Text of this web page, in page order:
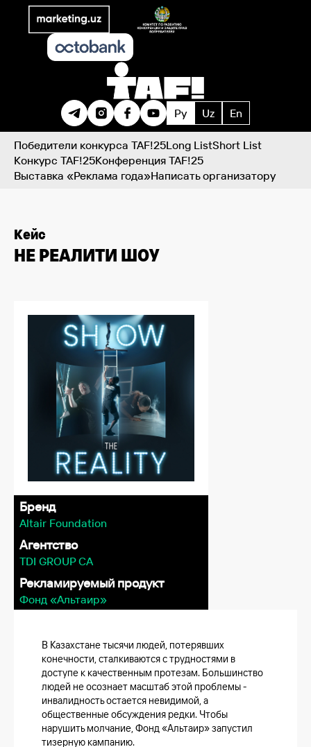
Ру Uz En
Победители конкурса TAF!25Long ListShort List
Конкурс TAF!25Конференция TAF!25
Выставка «Реклама года»Написать организатору
Кейс
НЕ РЕАЛИТИ ШОУ
Бренд
Altair Foundation
Агентство
TDI GROUP CA
Рекламируемый продукт
Фонд «Альтаир»
В Казахстане тысячи людей, потерявших
конечности, сталкиваются с трудностями в
доступе к качественным протезам. Большинство
людей не осознает масштаб этой проблемы -
инвалидность остается невидимой, а
общественные обсуждения редки. Чтобы
нарушить молчание, Фонд «Альтаир» запустил
тизерную кампанию.